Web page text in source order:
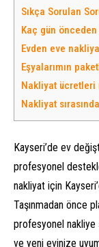
Sıkça Sorulan
Kaç gün
Evden eve
Eşyalarımın
Nakliyat ücretleri
Nakliyat
Kayseri’de ev
profesyonel
nakliyat için
Taşınmadan önce
profesyonel nakliye
ve yeni evinize